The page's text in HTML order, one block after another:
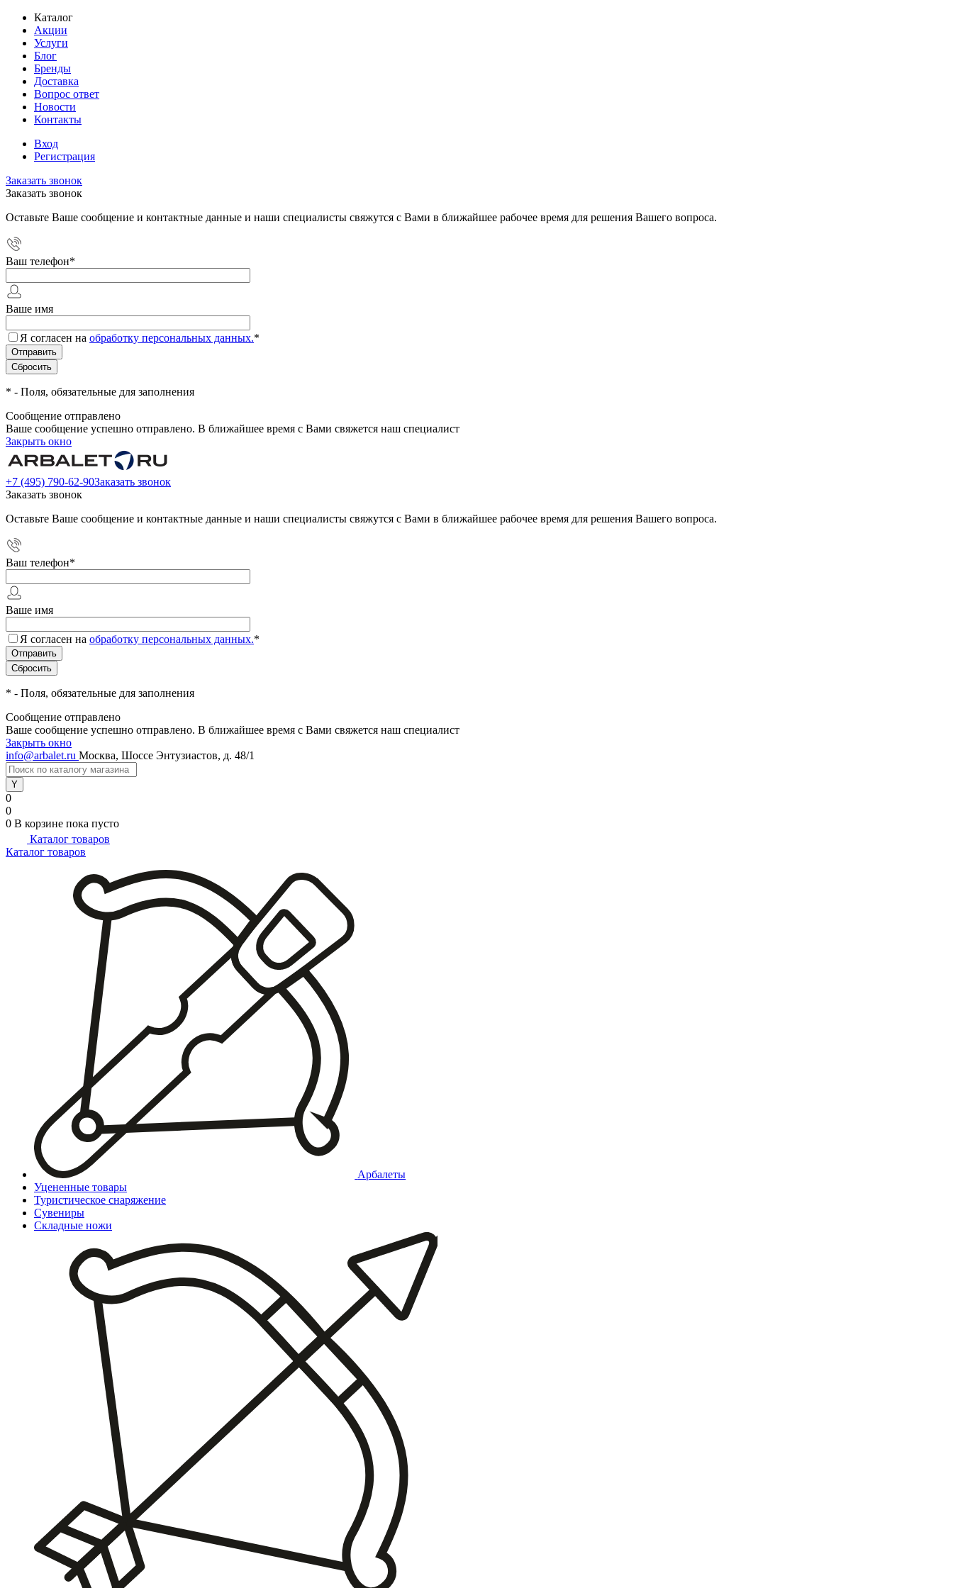
Каталог
Акции
Услуги
Блог
Бренды
Доставка
Вопрос ответ
Новости
Контакты
Вход
Регистрация
Заказать звонок
Заказать звонок
Оставьте Ваше сообщение и контактные данные и наши специалисты свяжутся с Вами в ближайшее рабочее время для решения Вашего вопроса.
Ваш телефон*
Ваше имя
Я согласен на обработку персональных данных.*
* - Поля, обязательные для заполнения
Сообщение отправлено
Ваше сообщение успешно отправлено. В ближайшее время с Вами свяжется наш специалист
Закрыть окно
+7 (495) 790-62-90Заказать звонок
Заказать звонок
Оставьте Ваше сообщение и контактные данные и наши специалисты свяжутся с Вами в ближайшее рабочее время для решения Вашего вопроса.
Ваш телефон*
Ваше имя
Я согласен на обработку персональных данных.*
* - Поля, обязательные для заполнения
Сообщение отправлено
Ваше сообщение успешно отправлено. В ближайшее время с Вами свяжется наш специалист
Закрыть окно
info@arbalet.ru Москва, Шоссе Энтузиастов, д. 48/1
0
0
0 В корзине пока пусто
Каталог товаров
Каталог товаров
Арбалеты
Уцененные товары
Туристическое снаряжение
Сувениры
Складные ножи